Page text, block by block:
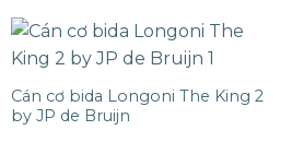
Cán cơ bida Longoni The King 2
by JP de Bruijn